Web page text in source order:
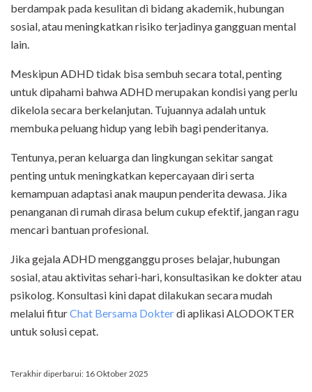
berdampak pada kesulitan di bidang akademik, hubungan
sosial, atau meningkatkan risiko terjadinya gangguan mental
lain.
Meskipun ADHD tidak bisa sembuh secara total, penting
untuk dipahami bahwa ADHD merupakan kondisi yang perlu
dikelola secara berkelanjutan. Tujuannya adalah untuk
membuka peluang hidup yang lebih bagi penderitanya.
Tentunya, peran keluarga dan lingkungan sekitar sangat
penting untuk meningkatkan kepercayaan diri serta
kemampuan adaptasi anak maupun penderita dewasa. Jika
penanganan di rumah dirasa belum cukup efektif, jangan ragu
mencari bantuan profesional.
Jika gejala ADHD mengganggu proses belajar, hubungan
sosial, atau aktivitas sehari-hari, konsultasikan ke dokter atau
psikolog. Konsultasi kini dapat dilakukan secara mudah
melalui fiturChat Bersama Dokterdi aplikasi ALODOKTER
untuk solusi cepat.
Terakhir diperbarui: 16 Oktober 2025